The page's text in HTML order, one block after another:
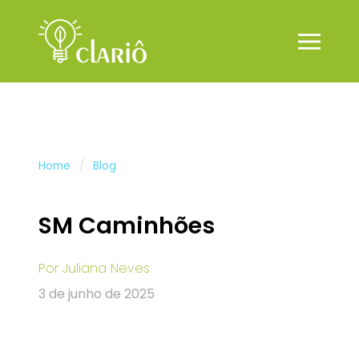
Home Blog
SM Caminhões
Por Juliana Neves
3 de junho de 2025